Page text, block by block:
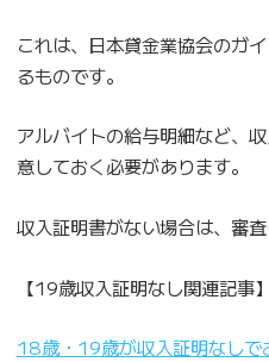
これは、日本貸金業協会のガ
るものです。
アルバイトの給与明細など、
意しておく必要があります。
収入証明書がない場合は、審
【19歳収入証明なし関連記事】
18歳・19歳が収入証明なしで